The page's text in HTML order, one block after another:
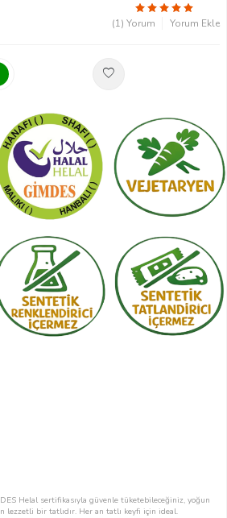
(1) Yorum Yorum Ekle
Helal sertifikasıyla güvenle tüketebileceğiniz, yoğun
lezzetli bir tatlıdır. Her an tatlı keyfi için ideal.